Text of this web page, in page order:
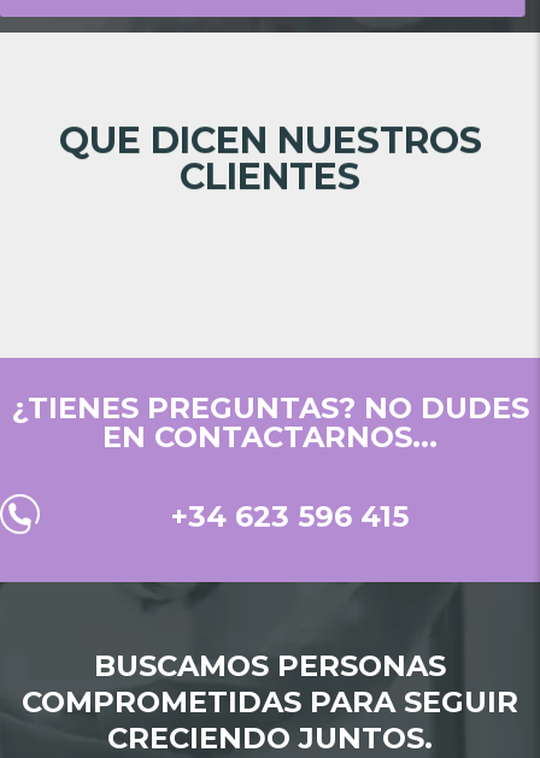
QUE DICEN NUESTROS
CLIENTES
¿TIENES PREGUNTAS? NO DUDES
EN CONTACTARNOS...
+34 623 596 415
BUSCAMOS PERSONAS
COMPROMETIDAS PARA SEGUIR
CRECIENDO JUNTOS.